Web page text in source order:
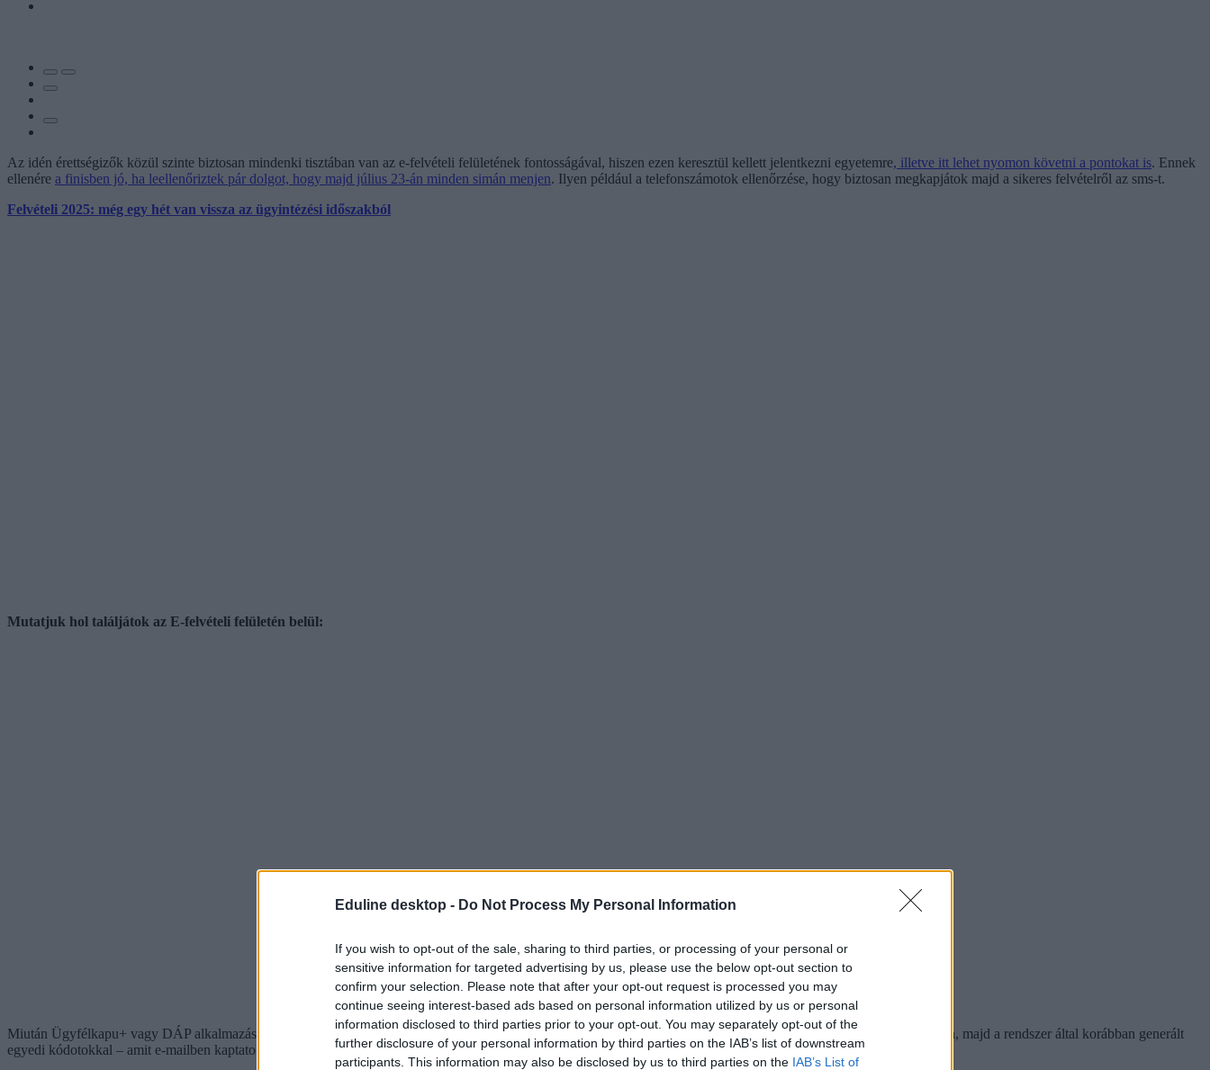
Eduline desktop - Do Not Process My Personal Information
If you wish to opt-out of the sale, sharing to third parties, or processing of your personal or
sensitive information for targeted advertising by us, please use the below opt-out section to
confirm your selection. Please note that after your opt-out request is processed you may
continue seeing interest-based ads based on personal information utilized by us or personal
information disclosed to third parties prior to your opt-out. You may separately opt-out of the
further disclosure of your personal information by third parties on the IAB’s list of downstream
participants. This information may also be disclosed by us to third parties on the IAB’s List of
Az idén érettségizők közül szinte biztosan mindenki tisztában van az e-felvételi felületének fontosságával, hiszen ezen keresztül kellett jelentkezni egyetemre, illetve itt lehet nyomon követni a pontokat is. Ennek
ellenére a finisben jó, ha leellenőriztek pár dolgot, hogy majd július 23-án minden simán menjen. Ilyen például a telefonszámotok ellenőrzése, hogy biztosan megkapjátok majd a sikeres felvételről az sms-t.
Felvételi 2025: még egy hét van vissza az ügyintézési időszakból
Mutatjuk hol találjátok az E-felvételi felületén belül:
Miután Ügyfélkapu+ vagy DÁP alkalmazással beléptetek az E-felvételi online felületére, rá kell kattintanotok az „Általános eljárás 2025.” rubrikában a belépés gombra, majd a rendszer által korábban generált
egyedi kódotokkal – amit e-mailben kaptatok – lépjetek be az ügyintézési felületre.